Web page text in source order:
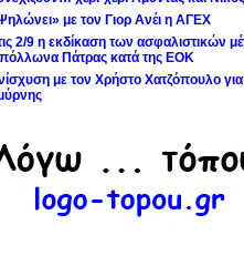
με τον Γιορ Ανέι η ΑΓΕΧ
2/9 η εκδίκαση των ασφαλιστικών
Πάτρας κατά της ΕΟΚ
με τον Χρήστο Χατζόπουλο